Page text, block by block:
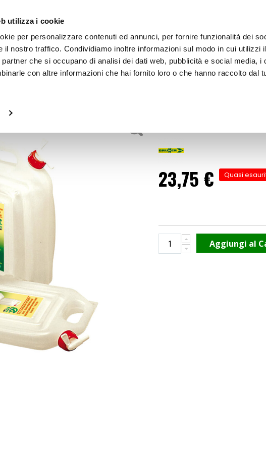
utilizza i cookie
per personalizzare contenuti ed annunci, per fornire funzionalità dei
il nostro traffico. Condividiamo inoltre informazioni sul modo in cui utilizzi
che si occupano di analisi dei dati web, pubblicità e social media, i
con altre informazioni che hai fornito loro o che hanno raccolto dal
OUTDOOR
23,75 € Quasi
Aggiungi al